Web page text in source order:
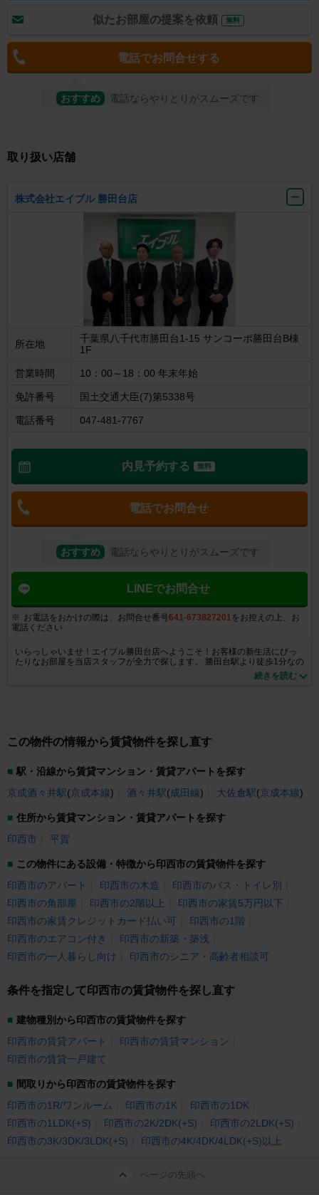
似たお部屋の提案を依頼 無料
電話でお問合せする
おすすめ 電話ならやりとりがスムーズです
取り扱い店舗
株式会社エイブル 勝田台店
所在地
千葉県八千代市勝田台1-15 サンコーポ勝田台B棟
1F
営業時間 10：00～18：00 年末年始
免許番号 国土交通大臣(7)第5338号
電話番号 047-481-7767
内見予約する 無料
電話でお問合せ
おすすめ 電話ならやりとりがスムーズです
LINEでお問合せ
お電話をおかけの際は、お問合せ番号641-673827201 をお控えの上、お
電話ください
いらっしゃいませ！エイブル勝田台店へようこそ！お客様の新生活にぴっ
たりなお部屋を当店スタッフが全力で探します。 勝田台駅より徒歩1分なの
で、お気軽に是非お立ち寄り下さい。全物件！仲介手数料が家賃の半月分
（税抜）です！！ 都内勤務・成田空港勤務・学生のお客様！京成本線・東
続きを読む
この物件の情報から賃貸物件を探し直す
駅・沿線から賃貸マンション・賃貸アパートを探す
京成酒々井駅(京成本線) 酒々井駅(成田線) 大佐倉駅(京成本線)
住所から賃貸マンション・賃貸アパートを探す
印西市
平賀
この物件にある設備・特徴から印西市の賃貸物件を探す
印西市のアパート
印西市の木造
印西市のバス・トイレ別
印西市の角部屋
印西市の2階以上
印西市の家賃5万円以下
印西市の家賃クレジットカード払い可
印西市の1階
印西市のエアコン付き
印西市の新築・築浅
印西市の一人暮らし向け
印西市のシニア・高齢者相談可
条件を指定して印西市の賃貸物件を探し直す
建物種別から印西市の賃貸物件を探す
印西市の賃貸アパート
印西市の賃貸マンション
印西市の賃貸一戸建て
間取りから印西市の賃貸物件を探す
印西市の1R/ワンルーム
印西市の1K
印西市の1DK
印西市の1LDK(+S)
印西市の2K/2DK(+S)
印西市の2LDK(+S)
印西市の3K/3DK/3LDK(+S)
印西市の4K/4DK/4LDK(+S)以上
ページの先頭へ